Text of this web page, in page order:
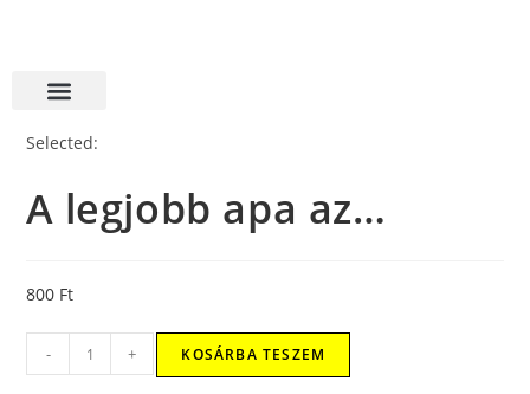
Selected:
A legjobb apa az…
800 Ft
- + KOSÁRBA TESZEM